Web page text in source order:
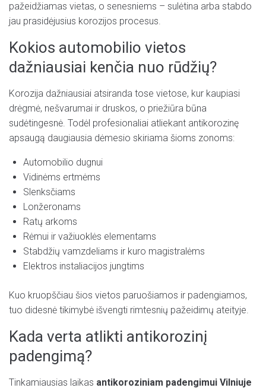
pažeidžiamas vietas, o senesniems – sulėtina arba stabdo
jau prasidėjusius korozijos procesus.
Kokios automobilio vietos
dažniausiai kenčia nuo rūdžių?
Korozija dažniausiai atsiranda tose vietose, kur kaupiasi
drėgmė, nešvarumai ir druskos, o priežiūra būna
sudėtingesnė. Todėl profesionaliai atliekant antikorozinę
apsaugą daugiausia dėmesio skiriama šioms zonoms:
Automobilio dugnui
Vidinėms ertmėms
Slenksčiams
Lonžeronams
Ratų arkoms
Rėmui ir važiuoklės elementams
Stabdžių vamzdeliams ir kuro magistralėms
Elektros instaliacijos jungtims
Kuo kruopščiau šios vietos paruošiamos ir padengiamos,
tuo didesnė tikimybė išvengti rimtesnių pažeidimų ateityje.
Kada verta atlikti antikorozinį
padengimą?
Tinkamiausias laikas antikoroziniam padengimui Vilniuje